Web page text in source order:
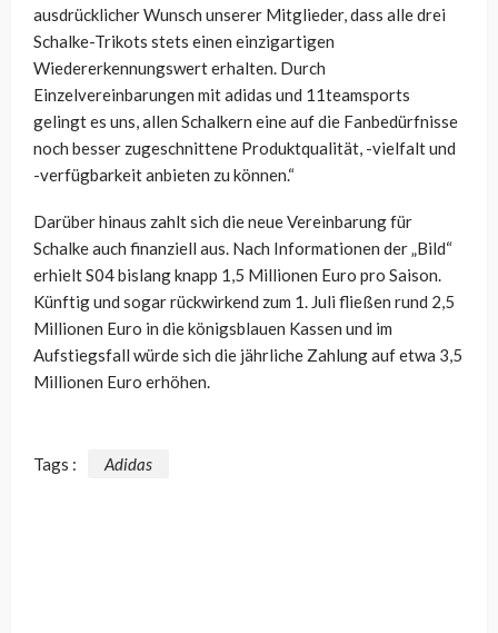
ausdrücklicher Wunsch unserer Mitglieder, dass alle drei
Schalke-Trikots stets einen einzigartigen
Wiedererkennungswert erhalten. Durch
Einzelvereinbarungen mit adidas und 11teamsports
gelingt es uns, allen Schalkern eine auf die Fanbedürfnisse
noch besser zugeschnittene Produktqualität, -vielfalt und
-verfügbarkeit anbieten zu können.“
Darüber hinaus zahlt sich die neue Vereinbarung für
Schalke auch finanziell aus. Nach Informationen der „Bild“
erhielt S04 bislang knapp 1,5 Millionen Euro pro Saison.
Künftig und sogar rückwirkend zum 1. Juli fließen rund 2,5
Millionen Euro in die königsblauen Kassen und im
Aufstiegsfall würde sich die jährliche Zahlung auf etwa 3,5
Millionen Euro erhöhen.
Tags : Adidas